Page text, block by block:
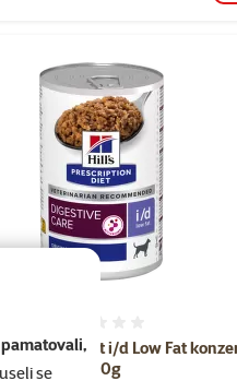
pamatovali,
se
Diet i/d Low Fat
360g